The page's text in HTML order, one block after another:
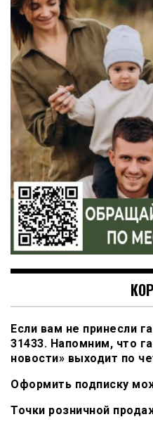
Если вам не принесли
31433. Напомним, что
новости» выходит по
Оформить подписку
Точки розничной